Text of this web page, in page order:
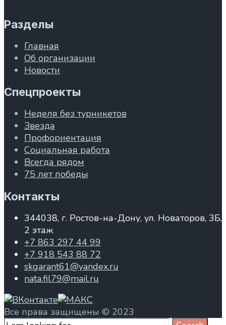
Разделы
Главная
Об организации
Новости
Спецпроекты
Неделя без турникетов
Звезда
Профориентация
Социальная работа
Всегда рядом
75 лет победы
Контакты
344038, г. Ростов-на-Дону, ул. Новаторов, 3Б,
2 этаж
+7 863 297 44 99
+7 918 543 88 72
skgarant61@yandex.ru
nata.fil79@mail.ru
Все права защищены © 2023